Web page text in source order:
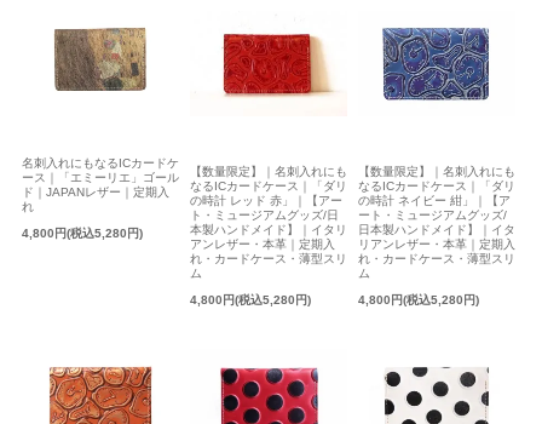
名刺入れにもなるICカードケ
ース｜「エミーリエ」ゴール
ド｜JAPANレザー｜定期入
れ
4,800円(税込5,280円)
【数量限定】｜名刺入れにも
なるICカードケース｜「ダリ
の時計 レッド 赤」｜【アー
ト・ミュージアムグッズ/日
本製ハンドメイド】｜イタリ
アンレザー・本革｜定期入
れ・カードケース・薄型スリ
ム
4,800円(税込5,280円)
【数量限定】｜名刺入れにも
なるICカードケース｜「ダリ
の時計 ネイビー 紺」｜【ア
ート・ミュージアムグッズ/
日本製ハンドメイド】｜イタ
リアンレザー・本革｜定期入
れ・カードケース・薄型スリ
ム
4,800円(税込5,280円)